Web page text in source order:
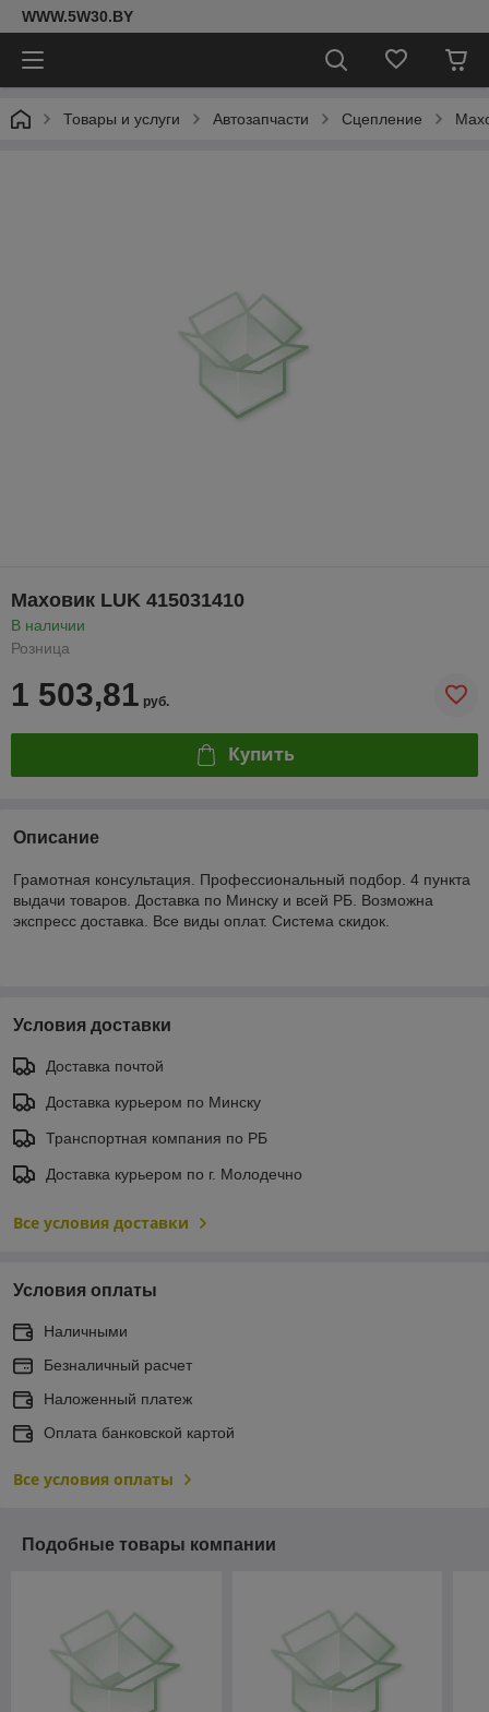
WWW.5W30.BY
Товары и услуги Автозапчасти Сцепление
Маховик LUK 415031410
В наличии
Розница
1 503,81 руб.
Купить
Описание
Грамотная консультация. Профессиональный подбор. 4 пункта
выдачи товаров. Доставка по Минску и всей РБ. Возможна
экспресс доставка. Все виды оплат. Система скидок.
Условия доставки
Доставка почтой
Доставка курьером по Минску
Транспортная компания по РБ
Доставка курьером по г. Молодечно
Все условия доставки
Условия оплаты
Наличными
Безналичный расчет
Наложенный платеж
Оплата банковской картой
Все условия оплаты
Подобные товары компании